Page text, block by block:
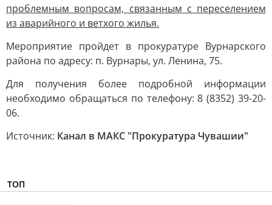
проблемным вопросам, связанным с переселением
из аварийного и ветхого жилья.
Мероприятие пройдет в прокуратуре Вурнарского
района по адресу: п. Вурнары, ул. Ленина, 75.
Для получения более подробной информации
необходимо обращаться по телефону: 8 (8352) 39-20-
06.
Источник: Канал в МАКС "Прокуратура Чувашии"
ТОП